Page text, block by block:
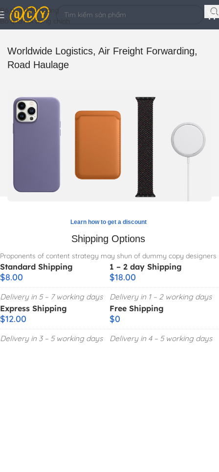
Bỏ qua điều hướng
Bỏ qua nội dung chính
Worldwide Logistics, Air Freight Forwarding,
Road Haulage
Learn how to get a discount
Shipping Options
Proponents of content strategy may shun of dummy copy designers
Standard Shipping
$8.00
Delivery in 5 – 7 working days
Express Shipping
$12.00
Delivery in 3 – 5 working days
1 – 2 day Shipping
$18.00
Delivery in 1 – 2 working days
Free Shipping
$0
Delivery in 4 – 5 working days